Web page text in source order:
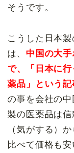
そうです。
こうした日本
は、 中国の大
で、「日本に
薬品」という
の事を会社の
製の医薬品は
（気がする）
比べて価格も